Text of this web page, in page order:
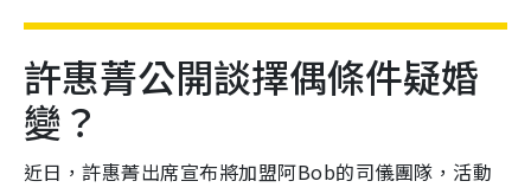
許惠菁公開談擇偶條件疑婚
變？
近日，許惠菁出席宣布將加盟阿Bob的司儀團隊，活動